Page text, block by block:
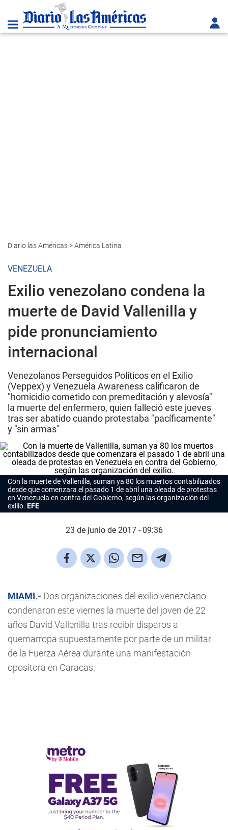
Diario las Américas>América Latina
VENEZUELA
Exilio venezolano condena la
muerte de David Vallenilla y
pide pronunciamiento
internacional
Venezolanos Perseguidos Políticos en el Exilio
(Veppex) y Venezuela Awareness calificaron de
"homicidio cometido con premeditación y alevosía"
la muerte del enfermero, quien falleció este jueves
tras ser abatido cuando protestaba "pacíficamente"
y "sin armas"
Con la muerte de Vallenilla, suman ya 80 los muertos contabilizados
desde que comenzara el pasado 1 de abril una oleada de protestas
en Venezuela en contra del Gobierno, según las organización del
exilio. EFE
23 de junio de 2017 - 09:36
MIAMI.- Dos organizaciones del exilio venezolano
condenaron este viernes la muerte del joven de 22
años David Vallenilla tras recibir disparos a
quemarropa supuestamente por parte de un militar
de la Fuerza Aérea durante una manifestación
opositora en Caracas.